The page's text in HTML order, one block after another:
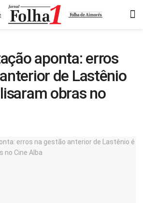
aponta: erros
de Lastênio
obras no